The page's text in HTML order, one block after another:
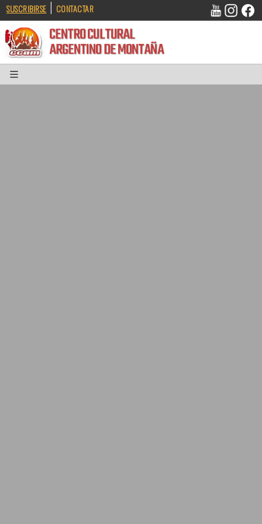
SUSCRIBIRSE | CONTACTAR
CENTRO CULTURAL
ARGENTINO DE MONTAÑA